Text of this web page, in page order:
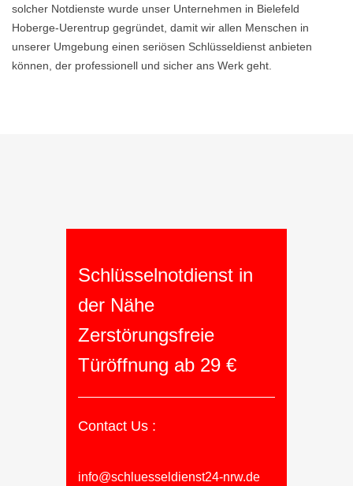
solcher Notdienste wurde unser Unternehmen in Bielefeld
Hoberge-Uerentrup gegründet, damit wir allen Menschen in
unserer Umgebung einen seriösen Schlüsseldienst anbieten
können, der professionell und sicher ans Werk geht.
Schlüsselnotdienst in
der Nähe
Zerstörungsfreie
Türöffnung ab 29 €
Contact Us :
info@schluesseldienst24-nrw.de